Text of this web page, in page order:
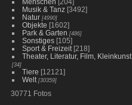
Musik & Tanz [3492]
Natur [4990]
Objekte [1602]
Park & Garten [486]
Sonstiges [105]
Sport & Freizeit [218]
Theater, Literatur, Film, Kleinkunst
[34]
Tiere [12121]
Welt [30359]
30771 Fotos